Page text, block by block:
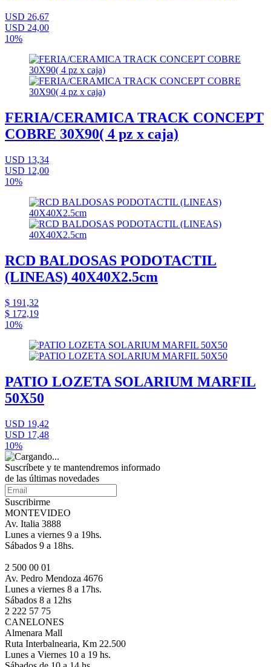
USD 26,67
USD 24,00
10%
FERIA/CERAMICA TRACK CONCEPT
COBRE 30X90( 4 pz x caja)
USD 13,34
USD 12,00
10%
RCD BALDOSAS PODOTACTIL
(LINEAS) 40X40X2.5cm
$ 191,32
$ 172,19
10%
PATIO LOZETA SOLARIUM MARFIL
50X50
USD 19,42
USD 17,48
10%
Suscríbete y te mantendremos informado
de las últimas novedades
Suscribirme
MONTEVIDEO
Av. Italia 3888
Lunes a viernes 9 a 19hs.
Sábados 9 a 18hs.
2 500 00 01
Av. Pedro Mendoza 4676
Lunes a viernes 8 a 17hs.
Sábados 8 a 12hs
2 222 57 75
CANELONES
Almenara Mall
Ruta Interbalnearia, Km 22.500
Lunes a Viernes 10 a 19 hs.